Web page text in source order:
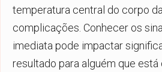
temperatura central do corpo
complicações. Conhecer os
imediata pode impactar
resultado para alguém que